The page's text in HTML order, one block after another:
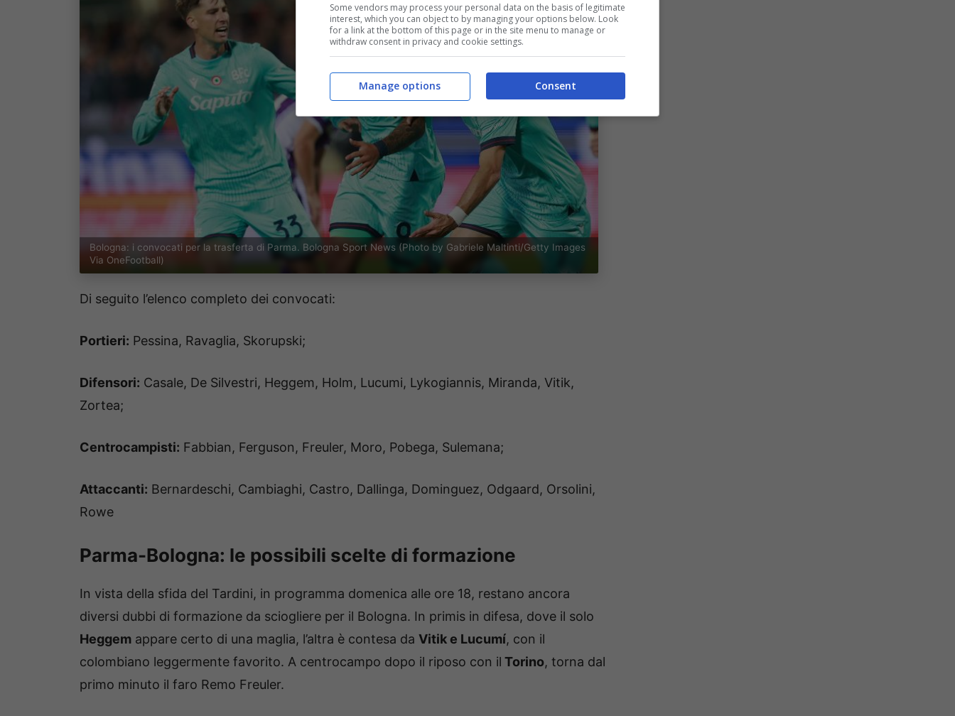
Bologna: i convocati per la trasferta di Parma. Bologna Sport News (Photo by Gabriele Maltinti/Getty Images
Via OneFootball)
Di seguito l’elenco completo dei convocati:
Portieri: Pessina, Ravaglia, Skorupski;
Difensori: Casale, De Silvestri, Heggem, Holm, Lucumi, Lykogiannis, Miranda, Vitik,
Zortea;
Centrocampisti: Fabbian, Ferguson, Freuler, Moro, Pobega, Sulemana;
Attaccanti: Bernardeschi, Cambiaghi, Castro, Dallinga, Dominguez, Odgaard, Orsolini,
Rowe
Parma-Bologna: le possibili scelte di formazione
In vista della sfida del Tardini, in programma domenica alle ore 18, restano ancora
diversi dubbi di formazione da sciogliere per il Bologna. In primis in difesa, dove il solo
Heggem appare certo di una maglia, l’altra è contesa da Vitik e Lucumí, con il
colombiano leggermente favorito. A centrocampo dopo il riposo con il Torino, torna dal
primo minuto il faro Remo Freuler.
Some vendors may process your personal data on the basis of legitimate
interest, which you can object to by managing your options below. Look
for a link at the bottom of this page or in the site menu to manage or
withdraw consent in privacy and cookie settings.
Consent
Manage options